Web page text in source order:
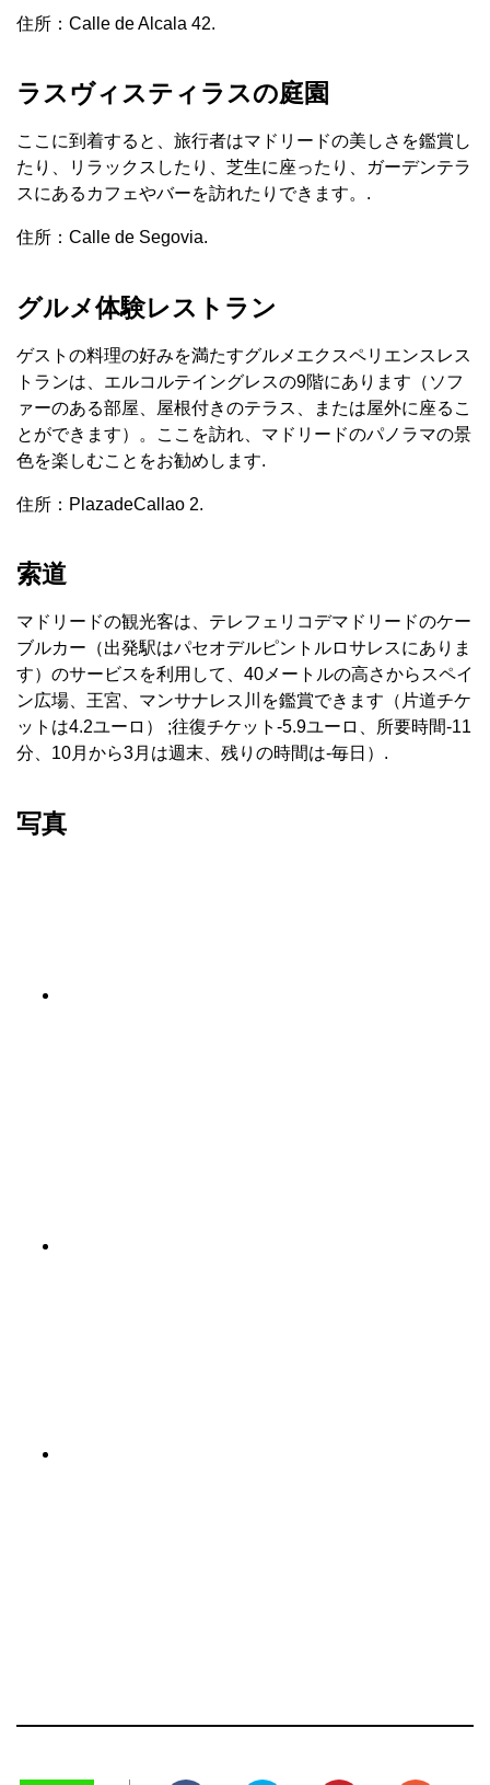
住所：Calle de Alcala 42.
ラスヴィスティラスの庭園
ここに到着すると、旅行者はマドリードの美しさを鑑賞し
たり、リラックスしたり、芝生に座ったり、ガーデンテラ
スにあるカフェやバーを訪れたりできます。.
住所：Calle de Segovia.
グルメ体験レストラン
ゲストの料理の好みを満たすグルメエクスペリエンスレス
トランは、エルコルテイングレスの9階にあります（ソフ
ァーのある部屋、屋根付きのテラス、または屋外に座るこ
とができます）。ここを訪れ、マドリードのパノラマの景
色を楽しむことをお勧めします.
住所：PlazadeCallao 2.
索道
マドリードの観光客は、テレフェリコデマドリードのケー
ブルカー（出発駅はパセオデルピントルロサレスにありま
す）のサービスを利用して、40メートルの高さからスペイ
ン広場、王宮、マンサナレス川を鑑賞できます（片道チケ
ットは4.2ユーロ） ;往復チケット-5.9ユーロ、所要時間-11
分、10月から3月は週末、残りの時間は-毎日）.
写真